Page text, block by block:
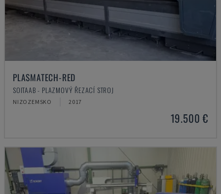
PLASMATECH-RED
SOITAAB - PLAZMOVÝ ŘEZACÍ STROJ
NIZOZEMSKO 2017
19.500 €